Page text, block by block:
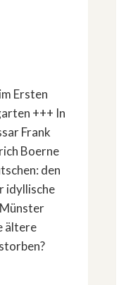
Ersten
+++ In
Frank
Boerne
den
idyllische
ältere